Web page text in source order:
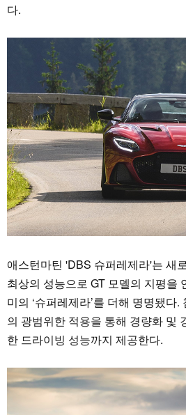
다.
애스턴마틴 'DBS 슈퍼레제라'는 새
최상의 성능으로 GT 모델의 지평을
미의 ‘슈퍼레제라’를 더해 명명됐다
의 광범위한 적용을 통해 경량화 및
한 드라이빙 성능까지 제공한다.